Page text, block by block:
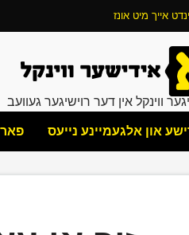
אייך מיט אונז
ווינקל אין דער רוישיגער געוועב
און אלגעמיינע נייעס